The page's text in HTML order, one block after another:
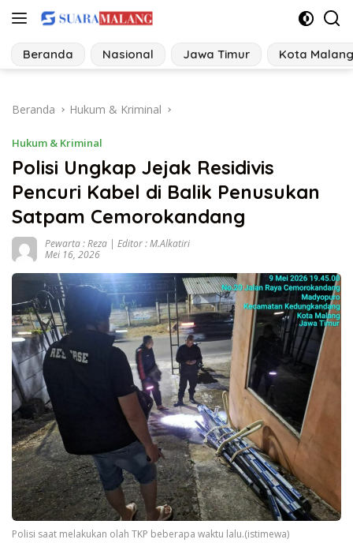
Langsung
konten
Beranda Nasional Jawa Timur Kota Malang
Beranda Hukum & Kriminal
Hukum & Kriminal
Polisi Ungkap Jejak Residivis
Pencuri Kabel di Balik Penusukan
Satpam Cemorokandang
Pewarta : Reza | Editor : M.Alkatiri
Mei 16, 2026
Polisi saat melakukan olah TKP beberapa waktu lalu.(istimewa)